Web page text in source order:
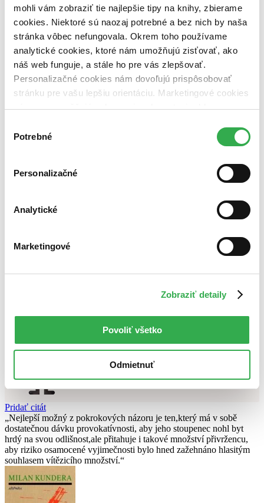
mohli vám zobraziť tie najlepšie tipy na knihy, zbierame
cookies. Niektoré sú naozaj potrebné a bez nich by naša
stránka vôbec nefungovala. Okrem toho používame
analytické cookies, ktoré nám umožňujú zisťovať, ako
náš web funguje, a stále ho pre vás zlepšovať.
Personalizačné cookies nám dovoľujú prispôsobovať
stránku pre vašu lepšiu orientáciu. Marketingové cookies
nám zas umožňujú zobrazenie relevantnej reklamy.
nám pomohlo, keby sme mohli používať všetky tieto
súhlasu
Potrebné
Personalizačné
Analytické
Marketingové
Zobraziť detaily
Povoliť všetko
Odmietnuť
Nové / čítané
nová (0 titulov)
čítaná - výborný stav (0 titulov)čítaná - výborný stav
čítaná - mierne opotrebovaná (0 titulov)čítaná - mierne
opotrebovaná
čítané verzie vypredaných kníh (0 titulov)čítané verzie
Zúžiť výber
Zoradiť
Novinky
Najvyššia zľava
Použité filtre
Skúste prosím zmeniť vyhľadávaný výraz.
Chcete poradiť knihu?
Náš pomocník Sherlock vám ju s radosťou vypátra!
Knihomoľský pomocník
Pridať citát
Nejlepší možný z pokrokových názoru je ten,který má v sobě
dostatečnou dávku provokatívnosti, aby jeho stoupenec nohl byt
hrdý na svou odlišnost,ale přitahuje i takové množství přivržencu,
aby riziko osamocené vyjimečnosti bylo hned zažehnáno hlasitým
souhlasem vítězicího množství.